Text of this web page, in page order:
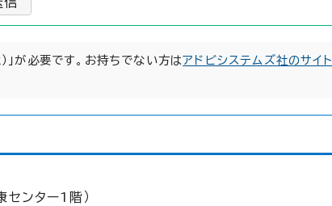
が必要です。お持ちでない方はアドビシステムズ社のサイト
ンター1階）